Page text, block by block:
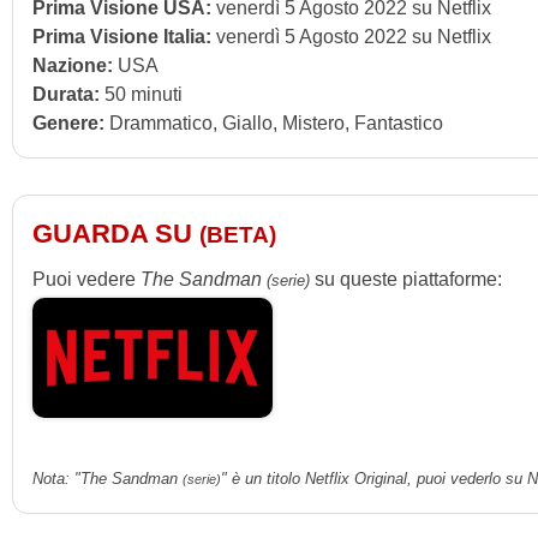
Prima Visione USA: venerdì 5 Agosto 2022 su Netflix
Prima Visione Italia: venerdì 5 Agosto 2022 su Netflix
Nazione: USA
Durata: 50 minuti
Genere: Drammatico, Giallo, Mistero, Fantastico
GUARDA SU (BETA)
Puoi vedere The Sandman (serie) su queste piattaforme:
Nota: "The Sandman (serie)" è un titolo Netflix Original, puoi vederlo su